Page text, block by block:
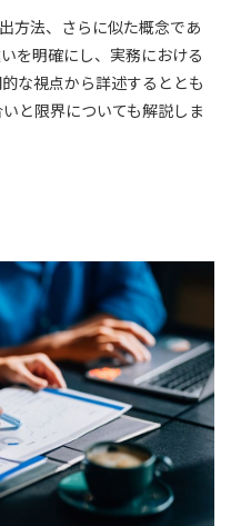
方法、さらに似た概念であ
を明確にし、実務における
な視点から詳述するととも
と限界についても解説しま